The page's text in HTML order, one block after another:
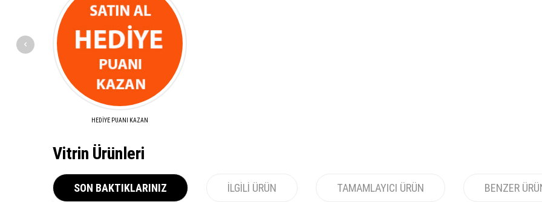
HEDİYE PUANI KAZAN
Vitrin Ürünleri
SON BAKTIKLARINIZ İLGILI ÜRÜN TAMAMLAYICI ÜRÜN BENZER